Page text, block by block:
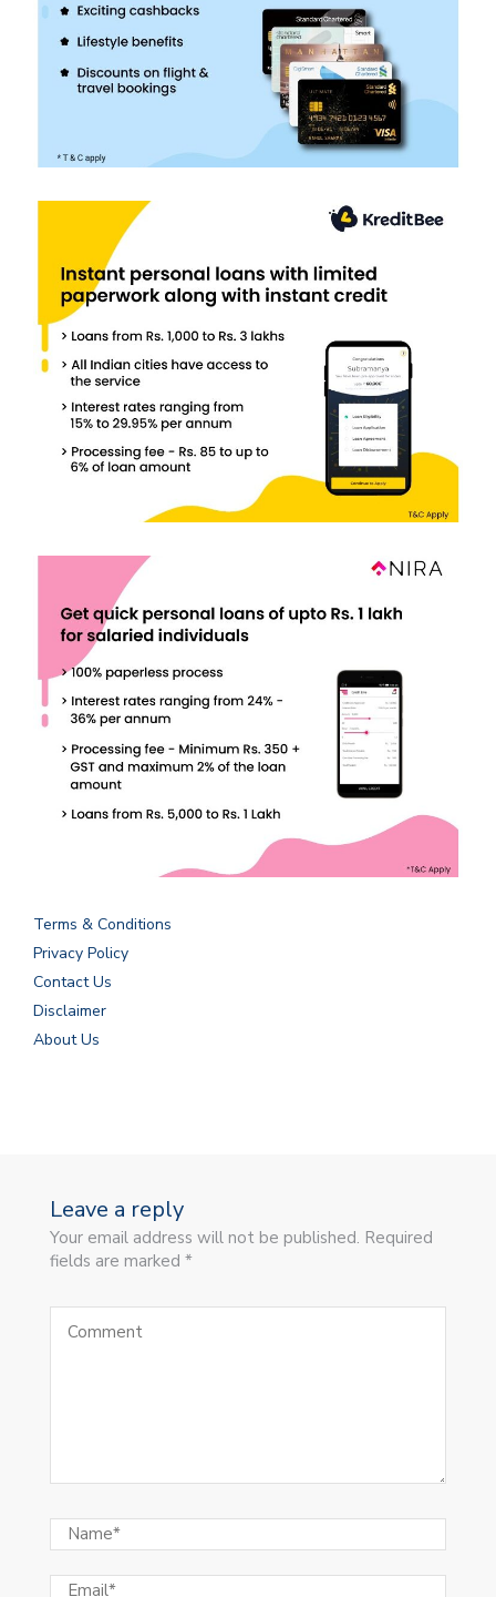
Terms & Conditions
Privacy Policy
Contact Us
Disclaimer
About Us
Leave a reply
Your email address will not be published. Required
fields are marked *